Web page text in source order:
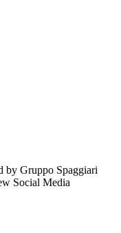
by Gruppo Spaggiari
Social Media